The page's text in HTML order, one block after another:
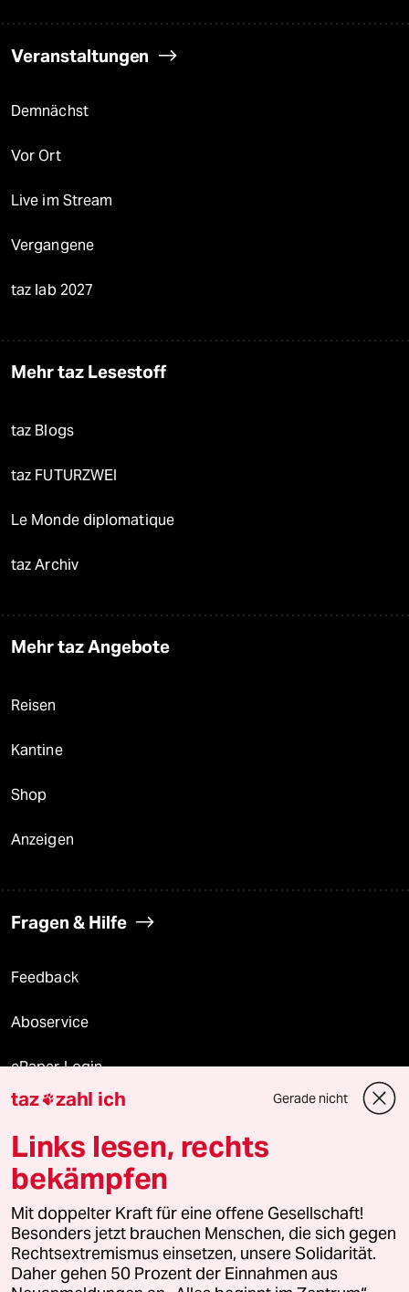
Veranstaltungen
Demnächst
Vor Ort
Live im Stream
Vergangene
taz lab 2027
Mehr taz Lesestoff
taz Blogs
taz FUTURZWEI
Le Monde diplomatique
taz Archiv
Mehr taz Angebote
Reisen
Kantine
Shop
Anzeigen
Fragen & Hilfe
Feedback
Aboservice
ePaper Login
Downloads für Abonnierende
© 2026 taz Verlags und Vertriebs GmbH
Alle Rechte vorbehalten. Bei rechtlichen Fragen oder für Genehmigungen
wenden Sie sich bitte an
lizenzen@taz.de
Feedback Redaktionsstatut Kommune-Richtlinien
taz zahl ich Gerade nicht
Links lesen, rechts
bekämpfen
Mit doppelter Kraft für eine offene Gesellschaft!
Besonders jetzt brauchen Menschen, die sich gegen
Rechtsextremismus einsetzen, unsere Solidarität.
Daher gehen 50 Prozent der Einnahmen aus